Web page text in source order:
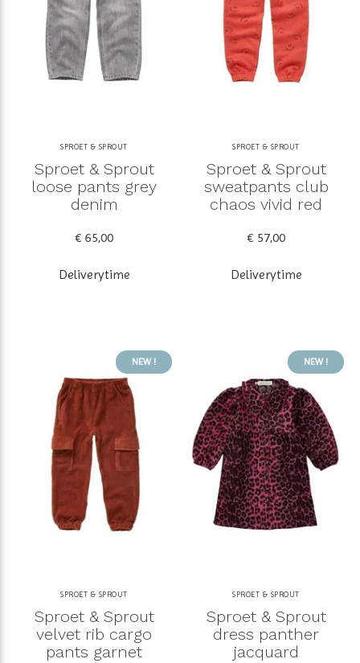
SPROET & SPROUT
Sproet & Sprout
loose pants grey
denim
€ 65,00
Deliverytime
SPROET & SPROUT
Sproet & Sprout
sweatpants club
chaos vivid red
€ 57,00
Deliverytime
NEW !
SPROET & SPROUT
Sproet & Sprout
velvet rib cargo
pants garnet
NEW !
SPROET & SPROUT
Sproet & Sprout
dress panther
jacquard